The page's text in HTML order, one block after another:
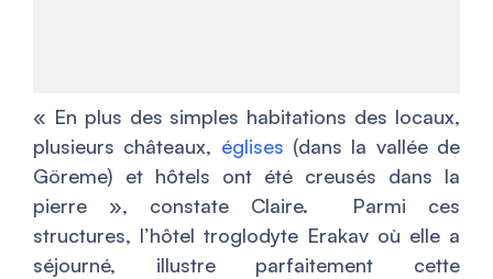
« En plus des simples habitations des locaux,
plusieurs châteaux, églises (dans la vallée de
Göreme) et hôtels ont été creusés dans la
pierre », constate Claire. Parmi ces
structures, l’hôtel troglodyte Erakav où elle a
séjourné, illustre parfaitement cette